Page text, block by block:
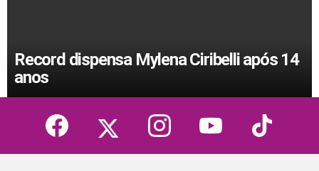
Record dispensa Mylena Ciribelli após 14
anos
facebook instagram youtube tiktok